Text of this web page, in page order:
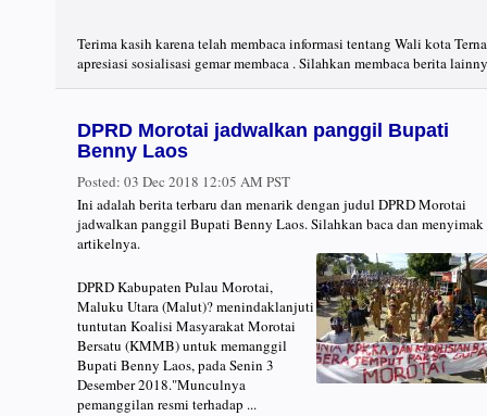
Terima kasih karena telah membaca informasi tentang Wali kota
apresiasi sosialisasi gemar membaca . Silahkan membaca berita
DPRD Morotai jadwalkan panggil Bupati
Benny Laos
Posted: 03 Dec 2018 12:05 AM PST
Ini adalah berita terbaru dan menarik dengan judul DPRD Morotai
jadwalkan panggil Bupati Benny Laos. Silahkan baca dan menyimak
artikelnya.
DPRD Kabupaten Pulau Morotai,
Maluku Utara (Malut)? menindaklanjuti
tuntutan Koalisi Masyarakat Morotai
Bersatu (KMMB) untuk memanggil
Bupati Benny Laos, pada Senin 3
Desember 2018."Munculnya
pemanggilan resmi terhadap ...